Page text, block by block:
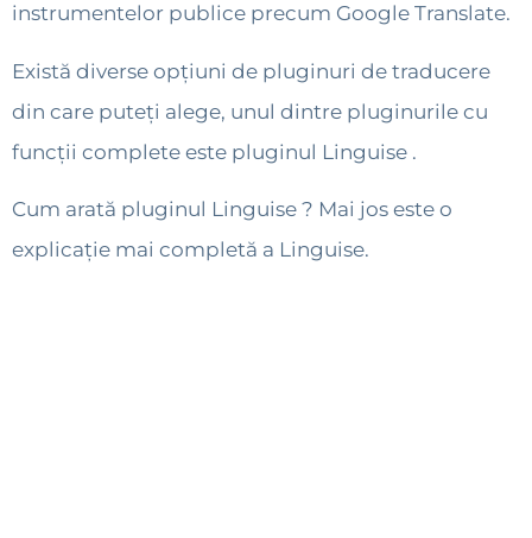
instrumentelor publice precum Google Translate.
Există diverse opțiuni de pluginuri de traducere
din care puteți alege, unul dintre pluginurile cu
funcții complete este pluginul Linguise .
Cum arată pluginul Linguise ? Mai jos este o
explicație mai completă a Linguise.